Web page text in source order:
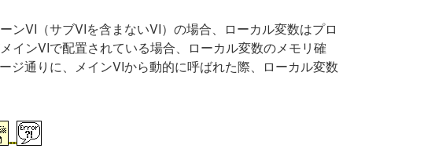
ンVI（サブVIを含まないVI）の場合、ローカル変数はプロ
インVIで配置されている場合、ローカル変数のメモリ確
ジ通りに、メインVIから動的に呼ばれた際、ローカル変数